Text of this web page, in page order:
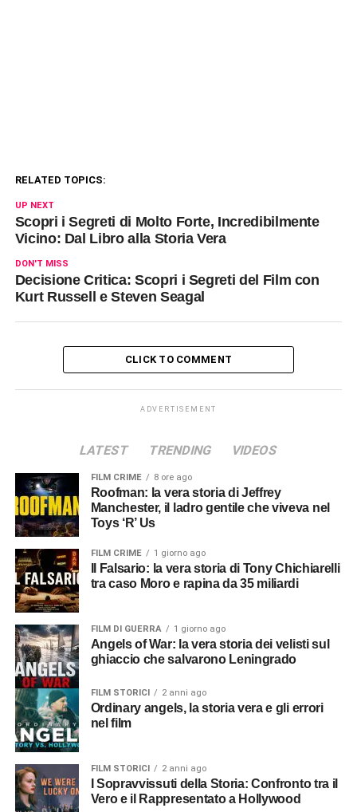
RELATED TOPICS:
UP NEXT
Scopri i Segreti di Molto Forte, Incredibilmente
Vicino: Dal Libro alla Storia Vera
DON'T MISS
Decisione Critica: Scopri i Segreti del Film con
Kurt Russell e Steven Seagal
CLICK TO COMMENT
ADVERTISEMENT
LATEST TRENDING VIDEOS
FILM CRIME 8 ore ago
Roofman: la vera storia di Jeffrey
Manchester, il ladro gentile che viveva nel
Toys ‘R’ Us
FILM CRIME 1 giorno ago
tra caso Moro e rapina da 35 miliardi
FILM DI GUERRA 1 giorno ago
Angels of War: la vera storia dei velisti sul
ghiaccio che salvarono Leningrado
FILM STORICI 2 anni ago
Ordinary angels, la storia vera e gli errori
nel film
FILM STORICI 2 anni ago
Vero e il Rappresentato a Hollywood